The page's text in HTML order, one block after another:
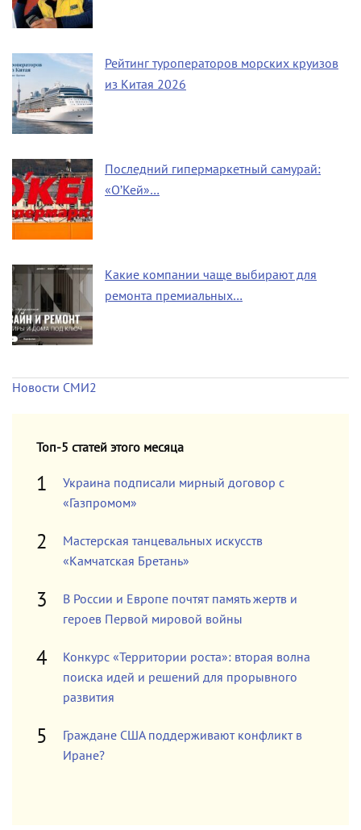
Рейтинг туроператоров морских круизов
из Китая 2026
Последний гипермаркетный самурай:
«О’Кей»…
Какие компании чаще выбирают для
ремонта премиальных…
Новости СМИ2
Топ-5 статей этого месяца
Украина подписали мирный договор с
«Газпромом»
Мастерская танцевальных искусств
«Камчатская Бретань»
В России и Европе почтят память жертв и
героев Первой мировой войны
Конкурс «Территории роста»: вторая волна
поиска идей и решений для прорывного
развития
Граждане США поддерживают конфликт в
Иране?